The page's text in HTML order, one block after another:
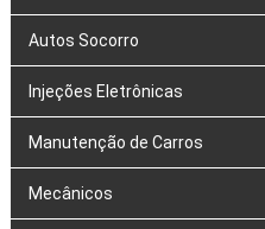
Autos Socorro
Injeções Eletrônicas
Manutenção de Carros
Mecânicos